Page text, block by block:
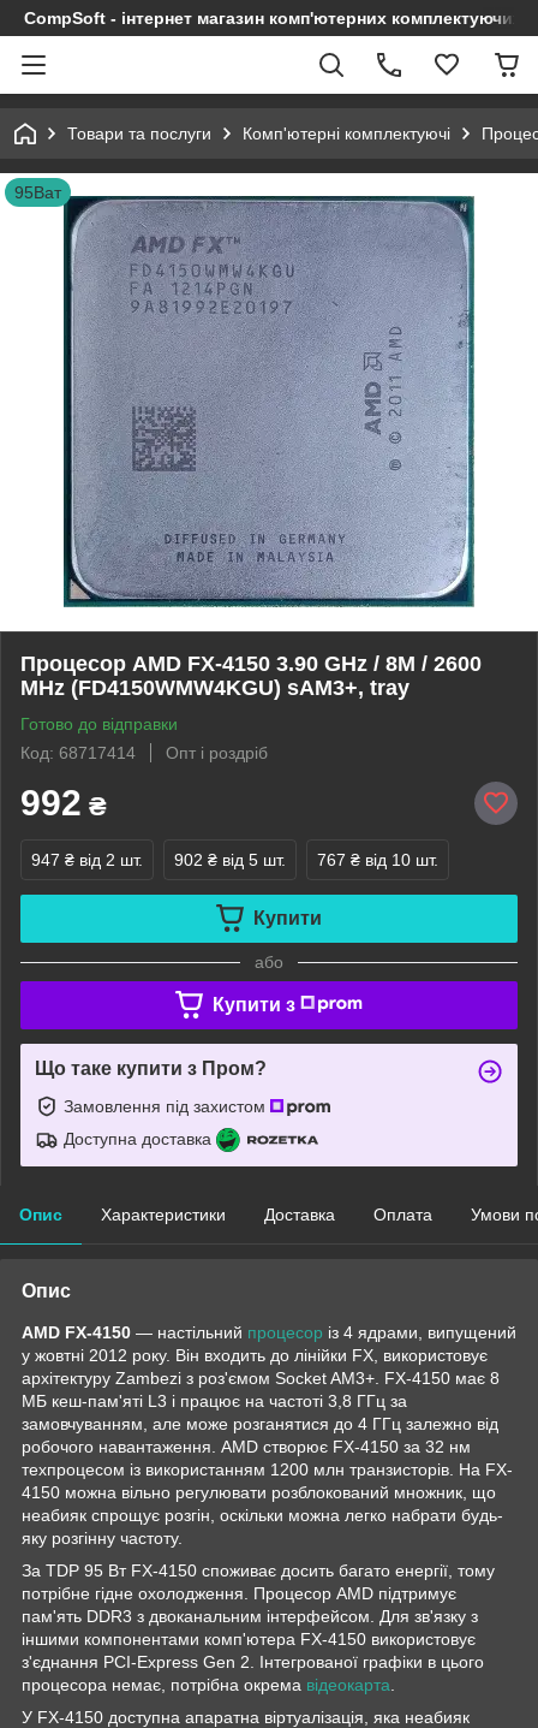
CompSoft - інтернет магазин комп'ютерних комплектуючих
Товари та послуги Комп'ютерні комплектуючі
95Ват
Процесор AMD FX-4150 3.90 GHz / 8M / 2600
MHz (FD4150WMW4KGU) sAM3+, tray
Готово до відправки
Код: 68717414
Опт і роздріб
992 ₴
947 ₴ від 2 шт. 902 ₴ від 5 шт. 767 ₴ від 10 шт.
Купити
або
Купити з
Що таке купити з Пром?
Замовлення під захистом
Доступна доставка
Опис Характеристики Доставка Оплата Умови
Опис
AMD FX-4150 — настільний процесор із 4 ядрами, випущений
у жовтні 2012 року. Він входить до лінійки FX, використовує
архітектуру Zambezi з роз'ємом Socket AM3+. FX-4150 має 8
МБ кеш-пам'яті L3 і працює на частоті 3,8 ГГц за
замовчуванням, але може розганятися до 4 ГГц залежно від
робочого навантаження. AMD створює FX-4150 за 32 нм
техпроцесом із використанням 1200 млн транзисторів. На FX-
4150 можна вільно регулювати розблокований множник, що
неабияк спрощує розгін, оскільки можна легко набрати будь-
яку розгінну частоту.
За TDP 95 Вт FX-4150 споживає досить багато енергії, тому
потрібне гідне охолодження. Процесор AMD підтримує
пам'ять DDR3 з двоканальним інтерфейсом. Для зв'язку з
іншими компонентами комп'ютера FX-4150 використовує
з'єднання PCI-Express Gen 2. Інтегрованої графіки в цього
процесора немає, потрібна окрема відеокарта
У FX-4150 доступна апаратна віртуалізація, яка неабияк